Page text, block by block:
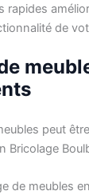
rapides
de
peut
Bricolage
de meubles